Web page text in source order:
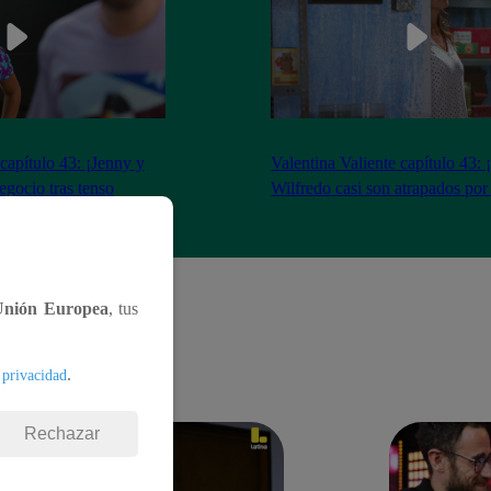
43: ¡Jenny y
tras tenso
Valentina Valiente capítulo 43:
Wilfredo casi son atrapados
Europea, tus
.
Rechazar